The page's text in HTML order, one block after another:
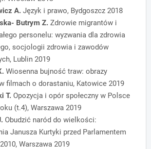
A. Język i prawo, Bydgoszcz 2018
Butrym Z. Zdrowie migrantów i
personelu: wyzwania dla zdrowia
socjologii zdrowia i zawodów
Lublin 2019
Wiosenna bujność traw: obrazy
filmach o dorastaniu, Katowice 2019
T. Opozycja i opór społeczny w Polsce
(t.4), Warszawa 2019
Obudzić naród do wielkości:
Janusza Kurtyki przed Parlamentem
Warszawa 2019